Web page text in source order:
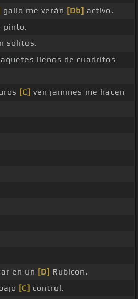
gallo me verán [Db] activo.
pinto.
solitos.
llenos de cuadritos
[C] ven jamines me hacen
en un [D] Rubicon.
[C] control.